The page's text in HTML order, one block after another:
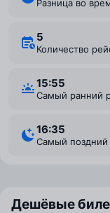
Разница во
5
Количество
15:55
Самый ранний
16:35
Самый
Дешёвые